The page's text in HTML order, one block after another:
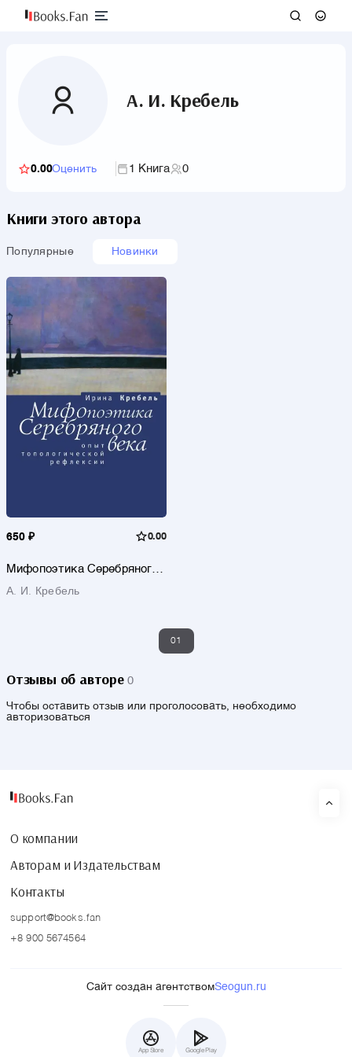
А. И. Кребель
0.00Оценить 1 Книга 0
Книги этого автора
Популярные Новинки
650 ₽ 0.00
Мифопоэтика Серебряного
рефлексии
А. И. Кребель
01
Отзывы об авторе 0
Чтобы оставить отзыв или проголосовать, необходимо
авторизоваться
О компании
Авторам и Издательствам
Контакты
support@books.fan
+8 900 5674564
Сайт создан агентствомSeogun.ru
App Store Google Play